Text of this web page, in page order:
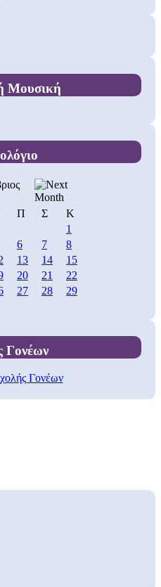
Μουσική
Π Σ
Κ
1
6 7
8
13 14
15
20 21
22
27 28
29
Γονέων